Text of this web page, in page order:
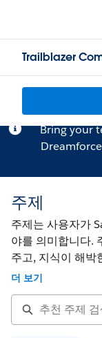
Trailblazer
Bring your
주제
주제는 사용자가
야를 의미합니다.
주고, 지식이 해박
록 질문에 주제를
더 보기